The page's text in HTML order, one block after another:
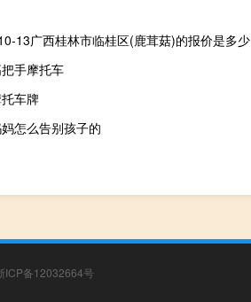
13广西桂林市临桂区(鹿茸菇)的报价是多少
手摩托车
车牌
怎么告别孩子的
ICP备12032664号